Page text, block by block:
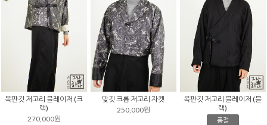
목판깃 저고리 블레이저 (크
랙)
270,000원
맞깃 크롭 저고리 자켓
250,000원
목판깃 저고리 블레이저 (블
랙)
품절